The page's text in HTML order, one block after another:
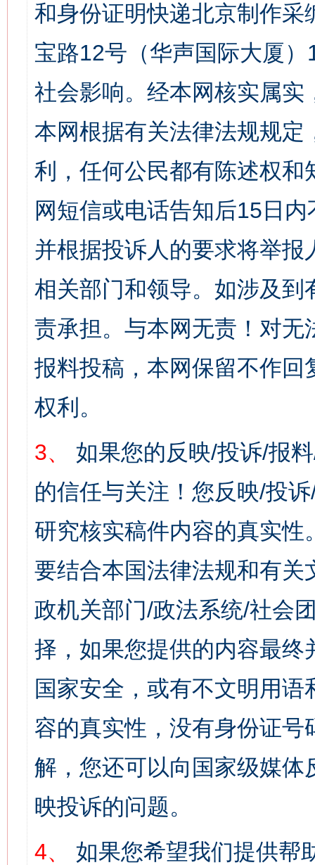
和身份证明快递北京制作
宝路12号（华声国际大厦
社会影响。经本网核实属
本网根据有关法律法规规
利，任何公民都有陈述权
网短信或电话告知后15日
并根据投诉人的要求将举
相关部门和领导。如涉及
责承担。与本网无责！对
报料投稿，本网保留不作
权利。
3、
如果您的反映/投诉/报
的信任与关注！您反映/投
研究核实稿件内容的真实
要结合本国法律法规和有关
政机关部门/政法系统/社会
择，如果您提供的内容最
国家安全，或有不文明用
容的真实性，没有身份证
解，您还可以向国家级媒
映投诉的问题。
4、
如果您希望我们提供帮